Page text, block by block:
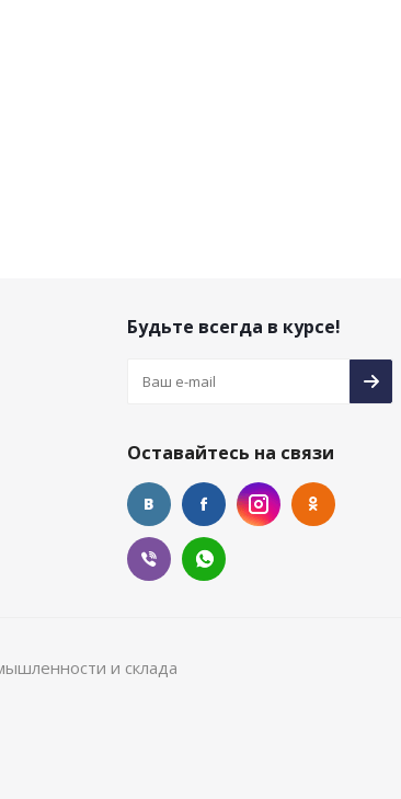
Будьте всегда в курсе!
Оставайтесь на связи
и склада